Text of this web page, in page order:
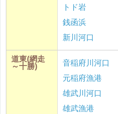
トド岩
銭函浜
新川河口
道東(網走
～十勝)
音稲府川河口
元稲府漁港
雄武川河口
雄武漁港